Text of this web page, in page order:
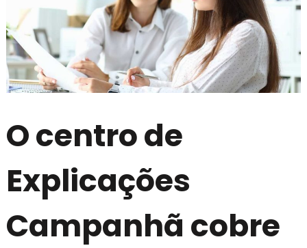
O centro de
Explicações
Campanhã cobre